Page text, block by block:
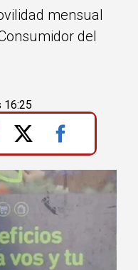
mensual
del
16:25